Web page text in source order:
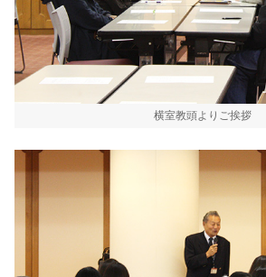
横室教頭よりご挨拶